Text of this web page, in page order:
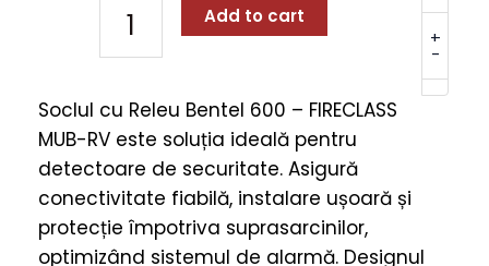
-
FIRECLASS
MUB-
RV
pentru
Detectori
+
Add to cart
Soclul cu Releu Bentel 600 – FIRECLASS
MUB-RV este soluția ideală pentru
detectoare de securitate. Asigură
conectivitate fiabilă, instalare ușoară și
protecție împotriva suprasarcinilor,
optimizând sistemul de alarmă. Designul